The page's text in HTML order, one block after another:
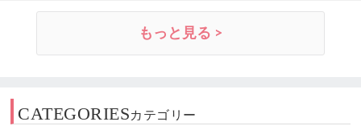
もっと見る >
CATEGORIESカテゴリー